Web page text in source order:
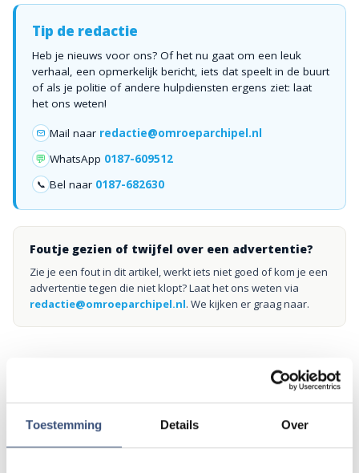
Toestemming Details Over
Tip de redactie
Heb je nieuws voor ons? Of het nu gaat om een leuk
verhaal, een opmerkelijk bericht, iets dat speelt in de buurt
of als je politie of andere hulpdiensten ergens ziet: laat
het ons weten!
Mail naar redactie@omroeparchipel.nl
💬 WhatsApp 0187-609512
📞 Bel naar 0187-682630
Foutje gezien of twijfel over een advertentie?
Zie je een fout in dit artikel, werkt iets niet goed of kom je een
advertentie tegen die niet klopt? Laat het ons weten via
redactie@omroeparchipel.nl. We kijken er graag naar.
DI Magic Summer show met Steven Kazàn